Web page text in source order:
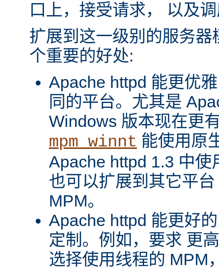
口上，接受请求， 以及
扩展到这一级别的服务
个重要的好处:
Apache httpd 能更优
同的平台。尤其是
Windows 版本现在更
mpm_winnt 能使用原
Apache httpd 1.3 中使
也可以扩展到其它平
MPM。
Apache httpd 能更好
定制。例如，要求 更
选择使用线程的 MPM